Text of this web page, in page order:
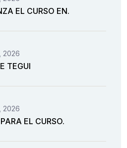
EL CURSO EN.
2026
TEGUI
2026
EL CURSO.